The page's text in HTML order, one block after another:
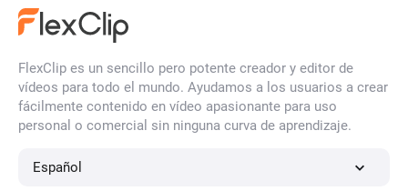
FlexClip es un sencillo pero potente creador y editor de
vídeos para todo el mundo. Ayudamos a los usuarios a crear
fácilmente contenido en vídeo apasionante para uso
personal o comercial sin ninguna curva de aprendizaje.
Español